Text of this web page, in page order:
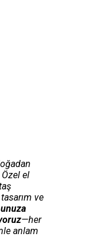
el
ve
—her
anlam